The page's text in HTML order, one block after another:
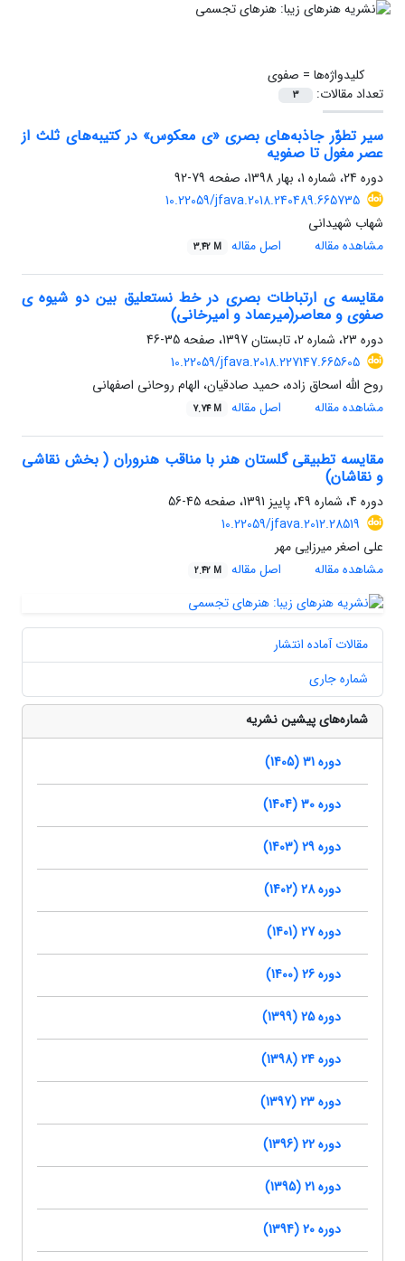
کلیدواژه‌ها = صفوی
تعداد مقالات:
3
سیر تطوّر جاذبه‌های بصری «ی معکوس» در کتیبه‌های ثلث از
عصر مغول تا صفویه
دوره 24، شماره 1، بهار 1398، صفحه
79-92
10.22059/jfava.2018.240489.665735
شهاب شهیدانی
مشاهده مقاله
اصل مقاله 3.42 M
مقایسه ی ارتباطات بصری در خط نستعلیق بین دو شیوه ی
صفوی و معاصر(میرعماد و امیرخانی)
دوره 23، شماره 2، تابستان 1397، صفحه
35-46
10.22059/jfava.2018.227147.665605
روح الله اسحاق زاده، حمید صادقیان، الهام روحانی اصفهانی
مشاهده مقاله
اصل مقاله 7.74 M
مقایسه تطبیقی گلستان هنر با مناقب هنروران ( بخش نقاشی
و نقاشان)
دوره 4، شماره 49، پاییز 1391، صفحه
45-56
10.22059/jfava.2012.28519
علی اصغر میرزایی مهر
مشاهده مقاله
اصل مقاله 2.42 M
مقالات آماده انتشار
شماره جاری
شماره‌های پیشین نشریه
دوره 31 (1405)
دوره 30 (1404)
دوره 29 (1403)
دوره 28 (1402)
دوره 27 (1401)
دوره 26 (1400)
دوره 25 (1399)
دوره 24 (1398)
دوره 23 (1397)
دوره 22 (1396)
دوره 21 (1395)
دوره 20 (1394)